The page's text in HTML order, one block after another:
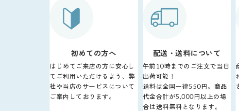
初めての方へ
はじめてご来店の方に安心し
てご利用いただけるよう、弊
社や当店のサービスについて
ご案内しております。
配送・送料について
午前10時までのご注文で当日
出荷可能！
送料は全国一律550円。商品
代金合計が5,000円以上の場
合は送料無料となります。